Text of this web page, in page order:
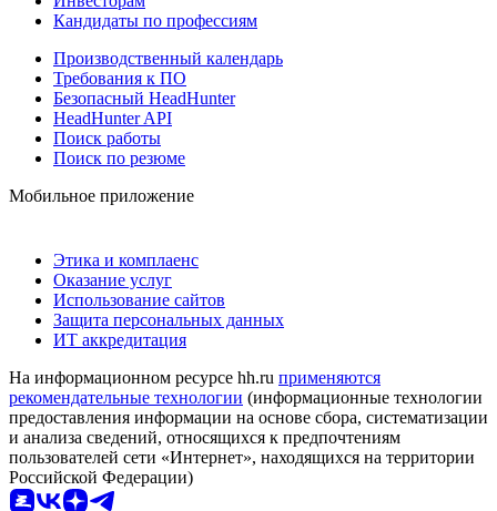
Кандидаты по профессиям
Производственный календарь
Требования к ПО
Безопасный HeadHunter
HeadHunter API
Поиск работы
Поиск по резюме
Мобильное приложение
Этика и комплаенс
Оказание услуг
Использование сайтов
Защита персональных данных
ИТ аккредитация
На информационном ресурсе hh.ru применяются
рекомендательные технологии (информационные технологии
предоставления информации на основе сбора, систематизации
и анализа сведений, относящихся к предпочтениям
пользователей сети «Интернет», находящихся на территории
Российской Федерации)